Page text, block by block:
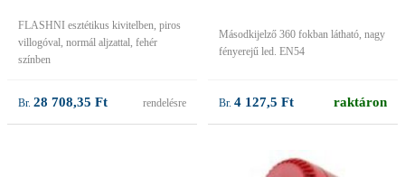
FLASHNI esztétikus kivitelben, piros
villogóval, normál aljzattal, fehér
színben
28 708,35 Ft rendelésre
Másodkijelző 360 fokban látható, nagy
fényerejű led. EN54
4 127,5 Ft raktáron